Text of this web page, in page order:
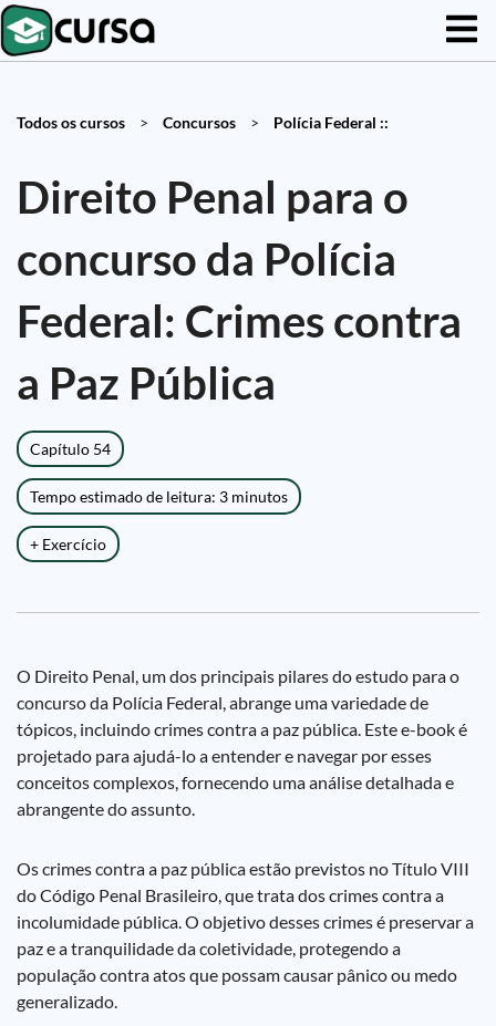
Todos os cursos > Concursos > Polícia Federal ::
Direito Penal para o
concurso da Polícia
Federal: Crimes contra
a Paz Pública
Capítulo 54
Tempo estimado de leitura: 3 minutos
+ Exercício
O Direito Penal, um dos principais pilares do estudo para o
concurso da Polícia Federal, abrange uma variedade de
tópicos, incluindo crimes contra a paz pública. Este e-book é
projetado para ajudá-lo a entender e navegar por esses
conceitos complexos, fornecendo uma análise detalhada e
abrangente do assunto.
Os crimes contra a paz pública estão previstos no Título VIII
do Código Penal Brasileiro, que trata dos crimes contra a
incolumidade pública. O objetivo desses crimes é preservar a
paz e a tranquilidade da coletividade, protegendo a
população contra atos que possam causar pânico ou medo
generalizado.